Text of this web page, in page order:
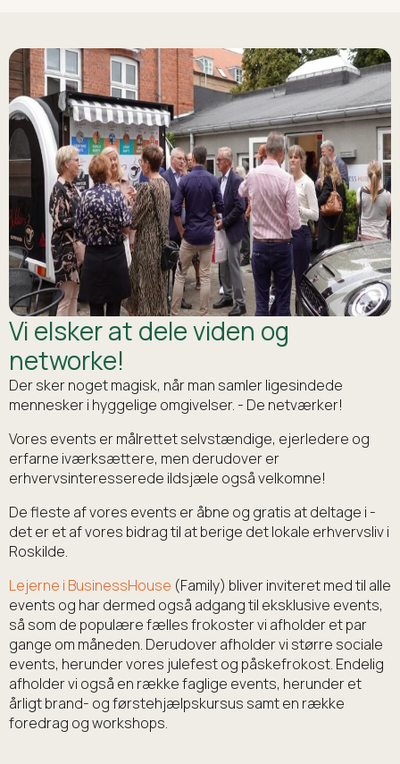
Vi elsker at dele viden og
networke!
Der sker noget magisk, når man samler ligesindede
mennesker i hyggelige omgivelser. - De netværker!
Vores events er målrettet selvstændige, ejerledere og
erfarne iværksættere, men derudover er
erhvervsinteresserede ildsjæle også velkomne!
De fleste af vores events er åbne og gratis at deltage i -
det er et af vores bidrag til at berige det lokale erhvervsliv i
Roskilde.
Lejerne i BusinessHouse (Family) bliver inviteret med til alle
events og har dermed også adgang til eksklusive events,
så som de populære fælles frokoster vi afholder et par
gange om måneden. Derudover afholder vi større sociale
events, herunder vores julefest og påskefrokost. Endelig
afholder vi også en række faglige events, herunder et
årligt brand- og førstehjælpskursus samt en række
foredrag og workshops.